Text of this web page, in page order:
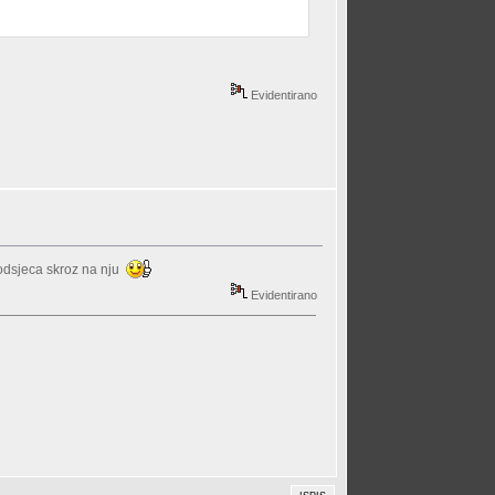
Evidentirano
skroz na nju
Evidentirano